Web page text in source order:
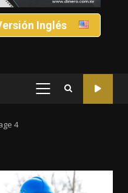
Inglés
PRIMARY
4